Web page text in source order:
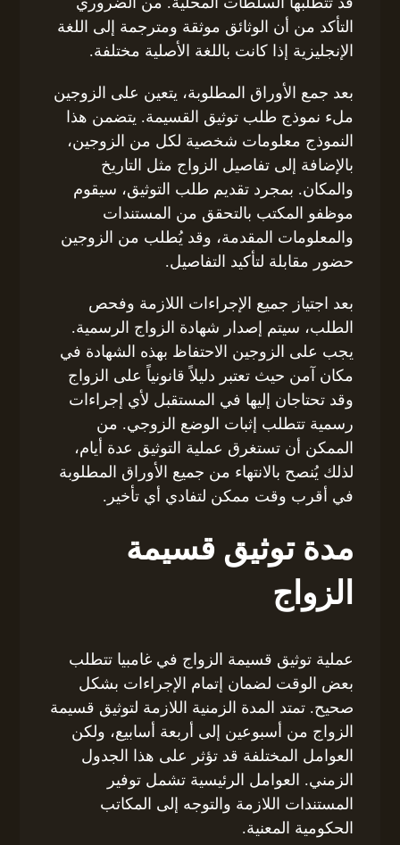
التأكد من أن الوثائق موثقة ومترجمة إلى اللغة
الإنجليزية إذا كانت باللغة الأصلية مختلفة.
بعد جمع الأوراق المطلوبة، يتعين على الزوجين
ملء نموذج طلب توثيق القسيمة. يتضمن هذا
النموذج معلومات شخصية لكل من الزوجين،
بالإضافة إلى تفاصيل الزواج مثل التاريخ
والمكان. بمجرد تقديم طلب التوثيق، سيقوم
موظفو المكتب بالتحقق من المستندات
والمعلومات المقدمة، وقد يُطلب من الزوجين
حضور مقابلة لتأكيد التفاصيل.
بعد اجتياز جميع الإجراءات اللازمة وفحص
الطلب، سيتم إصدار شهادة الزواج الرسمية.
يجب على الزوجين الاحتفاظ بهذه الشهادة في
مكان آمن حيث تعتبر دليلاً قانونياً على الزواج
وقد تحتاجان إليها في المستقبل لأي إجراءات
رسمية تتطلب إثبات الوضع الزوجي. من
الممكن أن تستغرق عملية التوثيق عدة أيام،
لذلك يُنصح بالانتهاء من جميع الأوراق المطلوبة
في أقرب وقت ممكن لتفادي أي تأخير.
مدة توثيق قسيمة
الزواج
عملية توثيق قسيمة الزواج في غامبيا تتطلب
بعض الوقت لضمان إتمام الإجراءات بشكل
صحيح. تمتد المدة الزمنية اللازمة لتوثيق قسيمة
الزواج من أسبوعين إلى أربعة أسابيع، ولكن
العوامل المختلفة قد تؤثر على هذا الجدول
الزمني. العوامل الرئيسية تشمل توفير
المستندات اللازمة والتوجه إلى المكاتب
الحكومية المعنية.